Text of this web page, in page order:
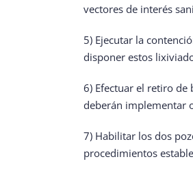
vectores de interés
5) Ejecutar la
disponer estos
6) Efectuar el retiro de
deberán implementar
7) Habilitar los dos
procedimientos